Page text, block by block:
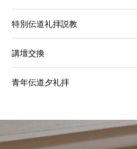
特別伝道礼拝説教
講壇交換
青年伝道夕礼拝